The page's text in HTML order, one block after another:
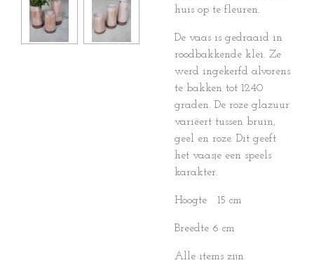
huis op te fleuren.
De vaas is gedraaid in
roodbakkende klei. Ze
werd ingekerfd alvorens
te bakken tot 1240
graden. De roze glazuur
variëert tussen bruin,
geel en roze. Dit geeft
het vaasje een speels
karakter.
Hoogte 15 cm
Breedte 6 cm
Alle items zijn